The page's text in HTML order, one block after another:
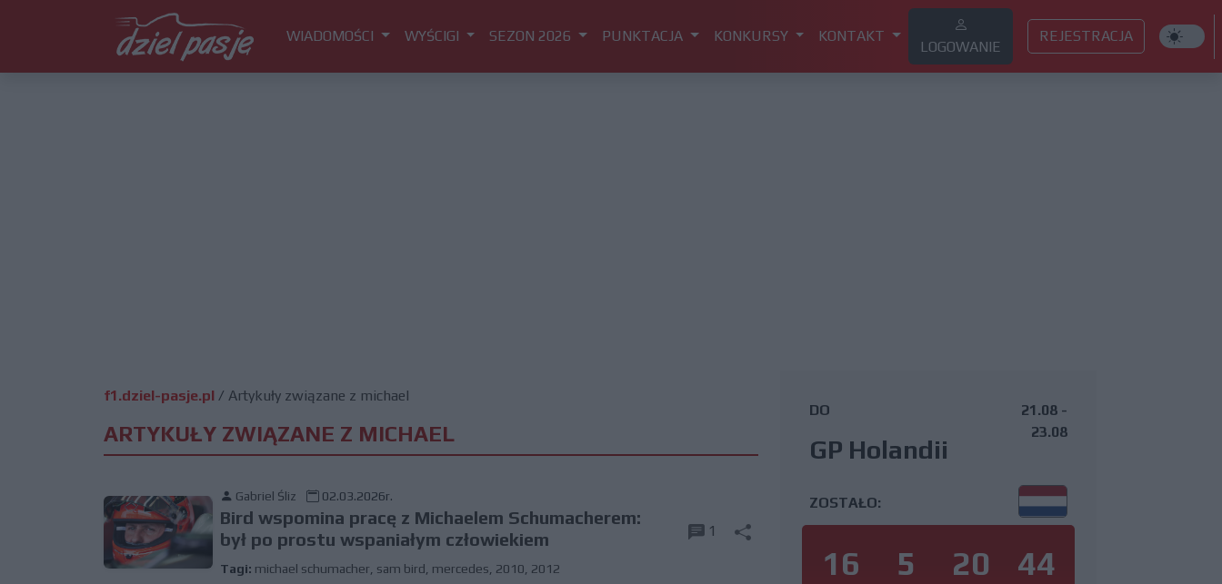
WIADOMOŚCI WYŚCIGI SEZON 2026 PUNKTACJA KONKURSY KONTAKT
LOGOWANIE
REJESTRACJA
f1.dziel-pasje.pl / Artykuły związane z michael
ARTYKUŁY ZWIĄZANE Z MICHAEL
Gabriel Śliz 02.03.2026r.
Bird wspomina pracę z Michaelem Schumacherem:
był po prostu wspaniałym człowiekiem
Tagi: michael schumacher sam bird mercedes 2010 2012
1
DO
GP Holandii
21.08 -
23.08
ZOSTAŁO:
16 5 20 43